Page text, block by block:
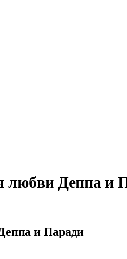
любви Деппа и
и Паради